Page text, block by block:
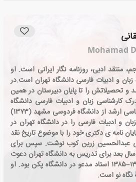
Mohamad
منتقد ادبی، روزنامه نگار ایرانی است. او
و ادبیات فارسی دانشگاه تهران است.در
آمد و تحصیلاتش را تا پایان دبیرستان در همین
کارشناسی زبان و ادبیات فارسی دانشگاه
چمران اهواز (۱۳۶۷) و کارشناسی ارشد از دانشگاه فردوسی مشهد (۱۳۷۳)
و ادبیات فارسی را در دانشگاه تهران در
و پایان نامه ی دکتری خود را با موضوع تاریخ نقد
عبدالحسین زرین کوب نوشت. سپس برای
بعد برای تدریس به دانشگاه تهران دعوت
شد. او در سال تحصیلی ۱۳۸۴–۱۳۸۵ استاد مدعو در دانشگاه پکن بود. او
نگاه نو است.